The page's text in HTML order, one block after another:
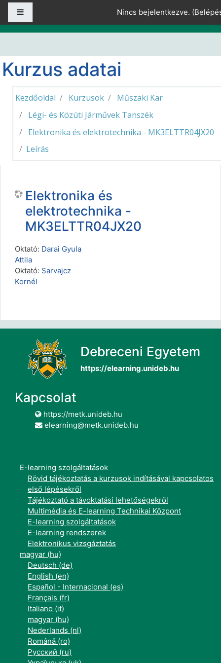
Tovább a fő tartalomhoz
Nincs bejelentkezve. (
Kurzus adatai
Kezdőoldal Kurzusok
Műszaki Kar
Légi- és Közúti Járművek Tanszék
Elektronika és elektrotechnika - MK3ELTTR04JX20
Leírás
Elektronika és
elektrotechnika -
MK3ELTTR04JX20
Oktató: Darai Gyula
Attila
Oktató: Sarvajcz
Kornél
Debreceni Egyetem
https://elearning.unideb.hu
Kapcsolat
https://metk.unideb.hu
elearning@metk.unideb.hu
E-learning szolgáltatások
Rövid tájékoztatás a kurzusok indításával kapcsolatos
első lépésekről
Tájékoztató a távoktatási lehetőségekről
Multimédia és E-learning Technikai Központ
E-learning szolgáltatások
E-learning rendszerek
Elektronikus vizsgáztatás
magyar ‎(hu)‎
Deutsch ‎(de)‎
English ‎(en)‎
Español - Internacional ‎(es)‎
Français ‎(fr)‎
Italiano ‎(it)‎
magyar ‎(hu)‎
Nederlands ‎(nl)‎
Română ‎(ro)‎
Русский ‎(ru)‎